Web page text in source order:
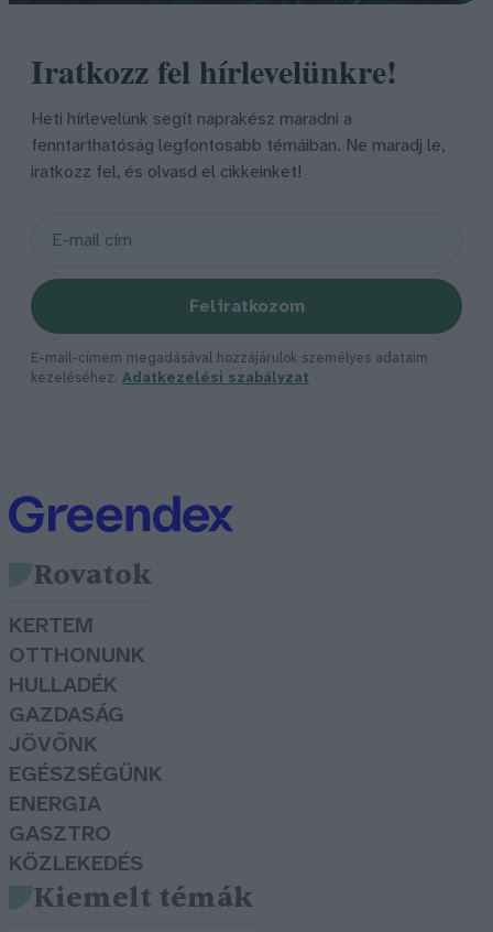
Iratkozz fel hírlevelünkre!
Heti hírlevelünk segít naprakész maradni a
fenntarthatóság legfontosabb témáiban. Ne maradj le,
iratkozz fel, és olvasd el cikkeinket!
Feliratkozom
E-mail-címem megadásával hozzájárulok személyes adataim
kezeléséhez. Adatkezelési szabályzat
Rovatok
KERTEM
OTTHONUNK
HULLADÉK
GAZDASÁG
JÖVŐNK
EGÉSZSÉGÜNK
ENERGIA
GASZTRO
KÖZLEKEDÉS
Kiemelt témák